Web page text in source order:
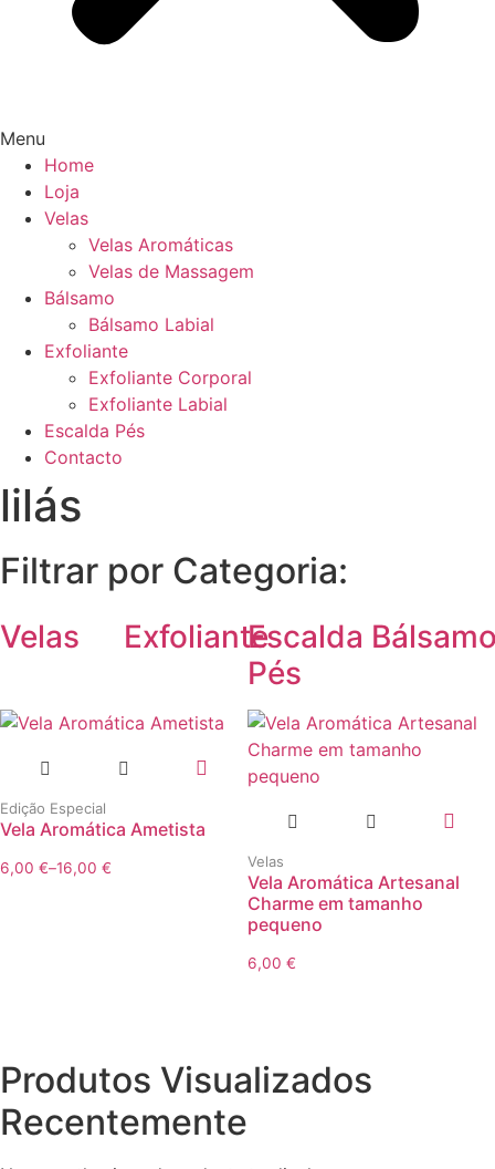
Menu
Home
Loja
Velas
Velas Aromáticas
Velas de Massagem
Bálsamo
Bálsamo Labial
Exfoliante
Exfoliante Corporal
Exfoliante Labial
Escalda Pés
Contacto
lilás
Filtrar por Categoria:
Velas ExfolianteEscalda
Pés
product
has
multiple
the
product
page
Edição Especial
Vela Aromática Ametista
6,00 €–16,00 €
Price
product
has
multiple
variants.
The
chosen
Velas
Vela Aromática Artesanal
Charme em tamanho
pequeno
6,00 €
Produtos Visualizados
Recentemente